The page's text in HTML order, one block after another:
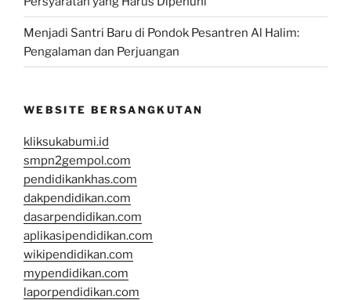
Menjadi Santri Baru di Pondok Pesantren Al Halim:
Pengalaman dan Perjuangan
WEBSITE BERSANGKUTAN
kliksukabumi.id
smpn2gempol.com
pendidikankhas.com
dakpendidikan.com
dasarpendidikan.com
aplikasipendidikan.com
wikipendidikan.com
mypendidikan.com
laporpendidikan.com